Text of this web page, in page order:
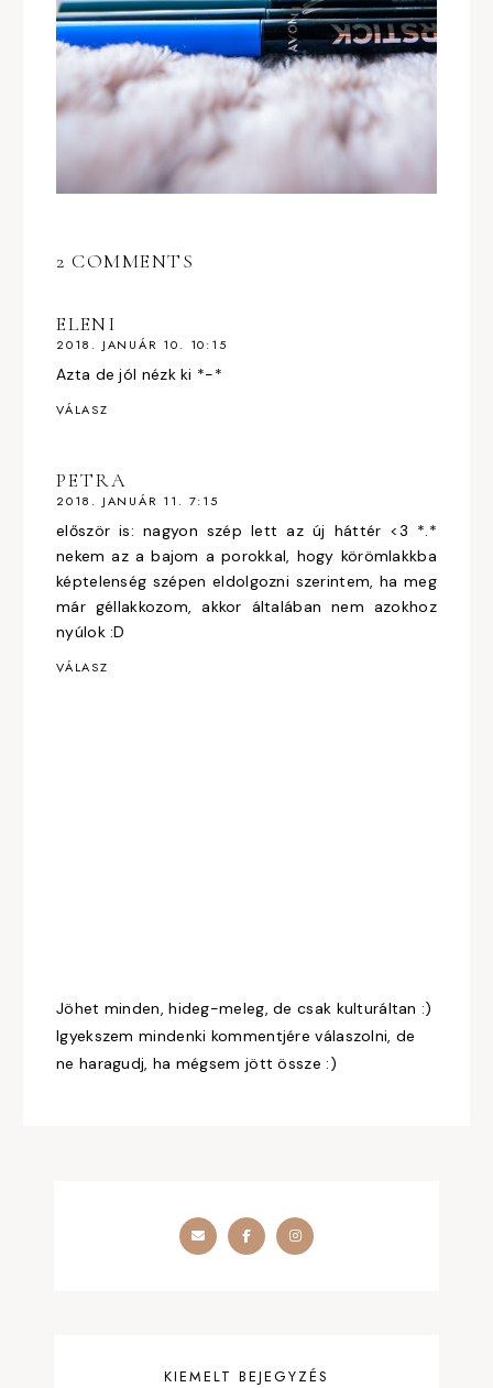
2 COMMENTS
ELENI
2018. JANUÁR 10. 10:15
Azta de jól nézk ki *-*
VÁLASZ
PETRA
2018. JANUÁR 11. 7:15
először is: nagyon szép lett az új háttér <3 *.*
nekem az a bajom a porokkal, hogy körömlakkba
képtelenség szépen eldolgozni szerintem, ha meg
már géllakkozom, akkor általában nem azokhoz
nyúlok :D
VÁLASZ
Jöhet minden, hideg-meleg, de csak kulturáltan :)
Igyekszem mindenki kommentjére válaszolni, de
ne haragudj, ha mégsem jött össze :)
KIEMELT BEJEGYZÉS